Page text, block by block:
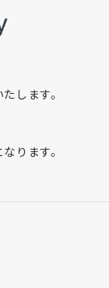
たします。
ります。